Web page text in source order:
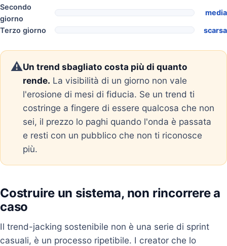
Secondo
giorno
media
Terzo giorno scarsa
⚠️Un trend sbagliato costa più di quanto
rende. La visibilità di un giorno non vale
l'erosione di mesi di fiducia. Se un trend ti
costringe a fingere di essere qualcosa che non
sei, il prezzo lo paghi quando l'onda è passata
e resti con un pubblico che non ti riconosce
più.
Costruire un sistema, non rincorrere a
caso
Il trend-jacking sostenibile non è una serie di sprint
casuali, è un processo ripetibile. I creator che lo